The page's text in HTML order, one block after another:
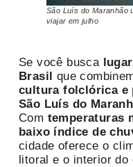
São Luís do Maranhão
viajar em julho
Se você busca
Brasil que
cultura folclórica e
São Luís do
Com temperaturas
baixo índice de
cidade oferece o
litoral e o interior do